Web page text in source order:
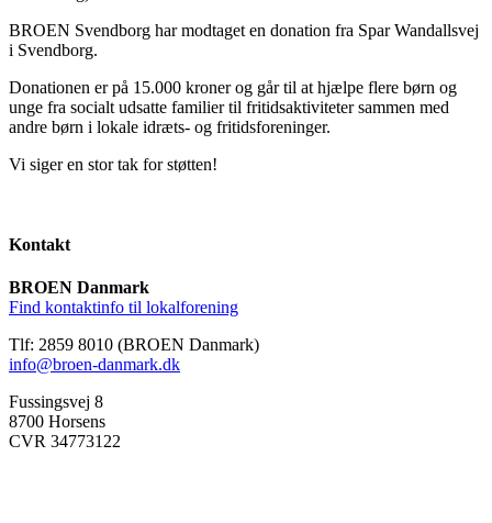
BROEN Svendborg har modtaget en donation fra Spar Wandallsvej
i Svendborg.
Donationen er på 15.000 kroner og går til at hjælpe flere børn og
unge fra socialt udsatte familier til fritidsaktiviteter sammen med
andre børn i lokale idræts- og fritidsforeninger.
Vi siger en stor tak for støtten!
Kontakt
BROEN Danmark
Find kontaktinfo til lokalforening
Tlf: 2859 8010 (BROEN Danmark)
info@broen-danmark.dk
Fussingsvej 8
8700 Horsens
CVR 34773122